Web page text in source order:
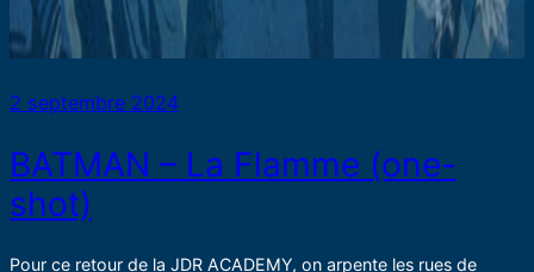
2 septembre 2024
BATMAN – La Flamme (one-
shot)
Pour ce retour de la JDR ACADEMY, on arpente les rues de